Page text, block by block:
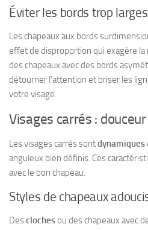
Éviter les bords trop larges
Les chapeaux aux bords
effet de disproportion qui exagère
des chapeaux avec des bords
détourner l’attention et briser les
votre visage.
Visages carrés :
Les visages carrés sontdynamiques
anguleux bien définis. Ces
avec le bon chapeau.
Styles de chapeaux
Desclochesou des chapeaux avec